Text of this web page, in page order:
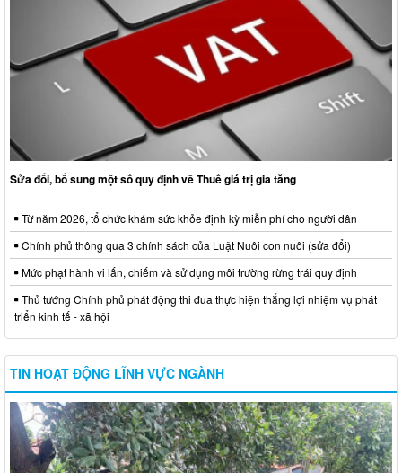
Sửa đổi, bổ sung một số quy định về Thuế giá trị gia tăng
Từ năm 2026, tổ chức khám sức khỏe định kỳ miễn phí cho người dân
Chính phủ thông qua 3 chính sách của Luật Nuôi con nuôi (sửa đổi)
Mức phạt hành vi lấn, chiếm và sử dụng môi trường rừng trái quy định
Thủ tướng Chính phủ phát động thi đua thực hiện thắng lợi nhiệm vụ phát
triển kinh tế - xã hội
TIN HOẠT ĐỘNG LĨNH VỰC NGÀNH